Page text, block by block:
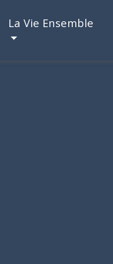
La Vie Ensemble